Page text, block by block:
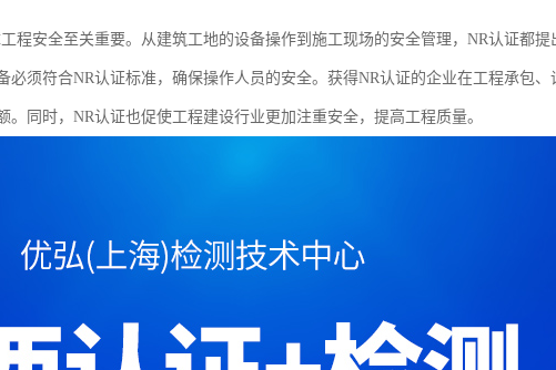
程安全至关重要。从建筑工地的设备操作到施工现场的安全管理，NR认证都提
必须符合NR认证标准，确保操作人员的安全。获得NR认证的企业在工程承包、
同时，NR认证也促使工程建设行业更加注重安全，提高工程质量。